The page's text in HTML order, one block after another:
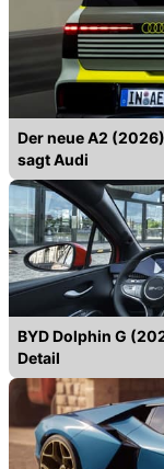
Der neue A2
sagt Audi
BYD Dolphin G
Detail